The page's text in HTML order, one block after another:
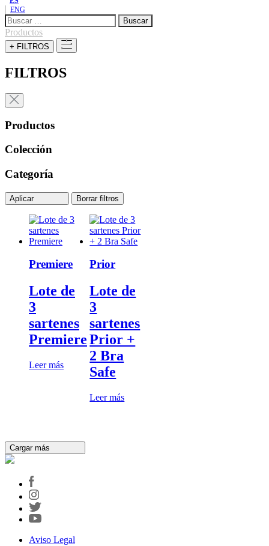
ENG
Buscar:
Productos
+ FILTROS
FILTROS
Productos
Colección
Categoría
Aplicar Borrar filtros
Premiere
Lote de
3
sartenes
Premiere
Leer más
Prior
Lote de
3
sartenes
Prior +
2 Bra
Safe
Leer más
Cargar más
Aviso Legal